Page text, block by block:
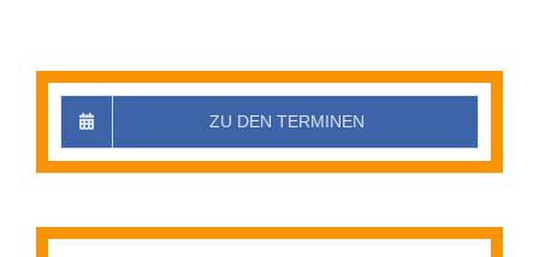
ZU DEN TERMINEN